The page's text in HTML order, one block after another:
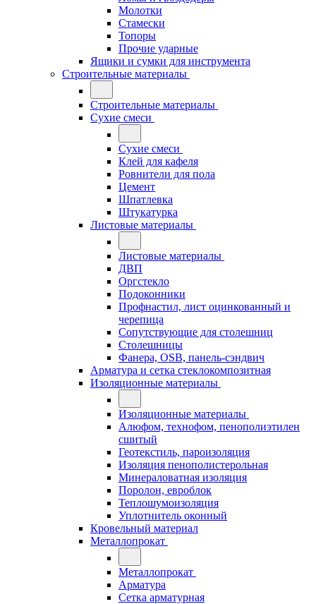
Молотки
Стамески
Топоры
Прочие ударные
Ящики и сумки для инструмента
Строительные материалы
Строительные материалы
Сухие смеси
Сухие смеси
Клей для кафеля
Ровнители для пола
Цемент
Шпатлевка
Штукатурка
Листовые материалы
Листовые материалы
ДВП
Оргстекло
Подоконники
Профнастил, лист оцинкованный и
черепица
Сопутствующие для столешниц
Столешницы
Фанера, OSB, панель-сэндвич
Арматура и сетка стеклокомпозитная
Изоляционные материалы
Изоляционные материалы
Алюфом, технофом, пенополиэтилен
сшитый
Геотекстиль, пароизоляция
Изоляция пенополистерольная
Минераловатная изоляция
Поролон, евроблок
Теплошумоизоляция
Уплотнитель оконный
Кровельный материал
Металлопрокат
Металлопрокат
Арматура
Сетка арматурная